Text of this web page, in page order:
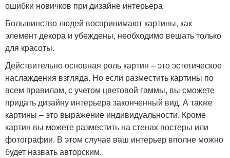
ошибки новичков при дизайне интерьера
Большинство людей воспринимают картины, как
элемент декора и убеждены, необходимо вешать только
для красоты.
Действительно основная роль картин – это эстетическое
наслаждения взгляда. Но если разместить картины по
всем правилам, с учетом цветовой гаммы, вы сможете
придать дизайну интерьера законченный вид. А также
картины – это выражение индивидуальности. Кроме
картин вы можете разместить на стенах постеры или
фотографии. В этом случае ваш интерьер вполне можно
будет назвать авторским.